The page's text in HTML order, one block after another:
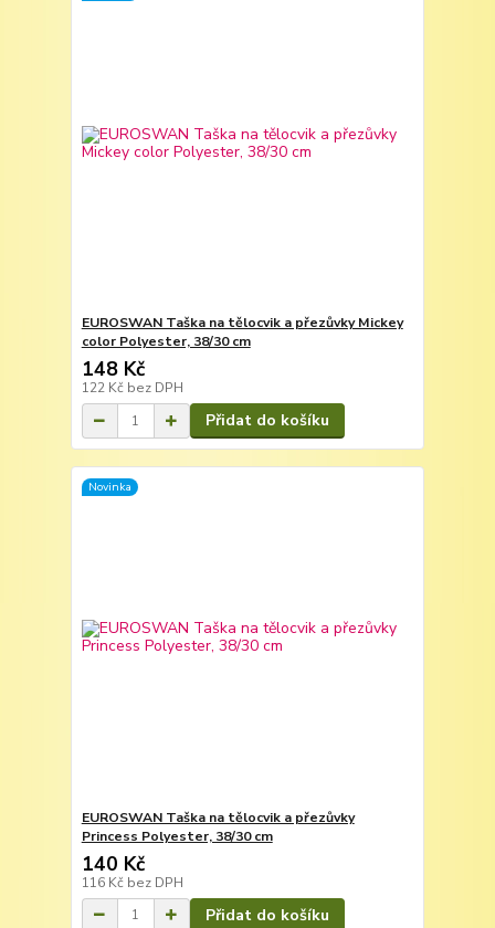
EUROSWAN Taška na tělocvik a přezůvky Mickey
color Polyester, 38/30 cm
148 Kč
122 Kč bez DPH
Přidat do košíku
Novinka
EUROSWAN Taška na tělocvik a přezůvky
Princess Polyester, 38/30 cm
140 Kč
116 Kč bez DPH
Přidat do košíku